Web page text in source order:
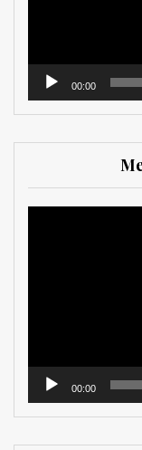
00:00
00:00